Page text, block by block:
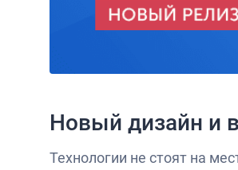
Новый дизайн и
Технологии не стоят на